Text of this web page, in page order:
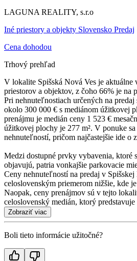
LAGUNA REALITY, s.r.o
Iné priestory a objekty Slovensko Predaj
Cena dohodou
Trhový prehľad
V lokalite Spišská Nová Ves je aktuálne
priestorov a objektov, z čoho 66% je na
Pri nehnuteľnostiach určených na predaj
okolo 300 000 € s mediánom úžitkovej
prenájmu je medián ceny 1 523 €
úžitkovej plochy je 277 m². V ponuke
nehnuteľností, pričom najčastejšie ide o
Medzi dostupné prvky vybavenia, ktoré
objavujú, patria vonkajšie parkovacie
Ceny nehnuteľností na predaj v
celoslovenským priemerom nižšie, kde
Naopak, ceny prenájmov sú v tejto
celoslovenský medián, ktorý predstavuje
Zobraziť viac
Boli tieto informácie užitočné?